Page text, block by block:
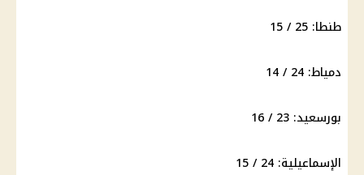
طنطا: 25 / 15
دمياط: 24 / 14
بورسعيد: 23 / 16
الإسماعيلية: 24 / 15